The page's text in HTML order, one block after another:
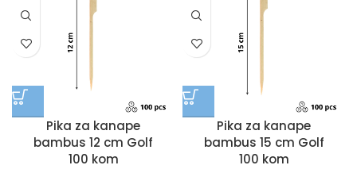
Pika za kanape
bambus 12 cm Golf
100 kom
Pika za kanape
bambus 15 cm Golf
100 kom